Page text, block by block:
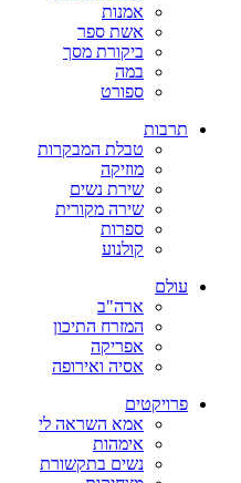
אמנות
אשת ספר
ביקורת מסך
במה
ספורט
תרבות
טבלת המבקרות
מוזיקה
שירת נשים
שירה מקורית
ספרות
קולנוע
עולם
ארה"ב
המזרח התיכון
אפריקה
אסיה ואירופה
פרויקטים
אמא השראה לי
אימהות
נשים בתקשורת